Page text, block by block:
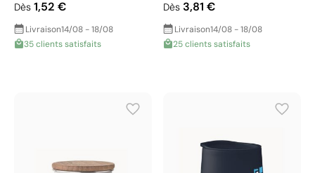
Dès 1,52 €
Livraison14/08 - 18/08
35 clients satisfaits
Dès 3,81 €
Livraison14/08 - 18/08
25 clients satisfaits